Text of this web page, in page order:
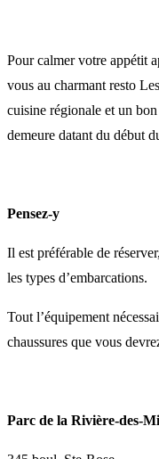
Pour calmer votre appétit
vous au charmant resto
cuisine régionale et un
demeure datant du début
Pensez-y
Il est préférable de
les types d’embarcations.
Tout l’équipement
chaussures que vous
Parc de la Rivière-des-